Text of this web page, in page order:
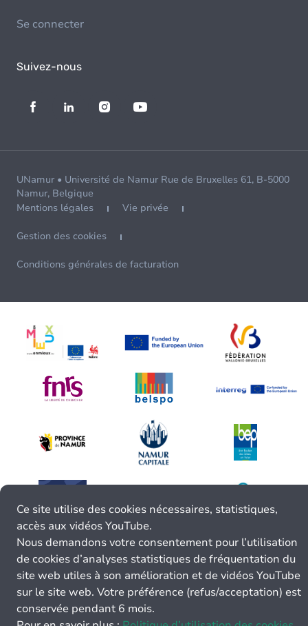
Se connecter
Suivez-nous
UNamur • Université de Namur Rue de Bruxelles 61, B-5000
Namur, Belgique
Mentions légales
Vie privée
Gestion des cookies
Conditions générales de facturation
Ce site utilise des cookies nécessaires, statistiques,
accès aux vidéos YouTube.
Nous demandons votre consentement pour l’utilisation
de cookies d’analyses statistiques de fréquentation du
site web utiles à son amélioration et de vidéos YouTube
sur le site web. Votre préférence (refus/acceptation) est
conservée pendant 6 mois.